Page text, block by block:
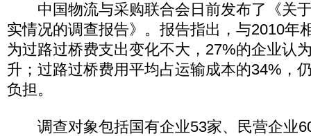
中国物流与采购联合会日前发布了《关于
实情况的调查报告》。报告指出，与2010年
为过路过桥费支出变化不大，27%的企业认
升；过路过桥费用平均占运输成本的34%，
负担。
调查对象包括国有企业53家、民营企业